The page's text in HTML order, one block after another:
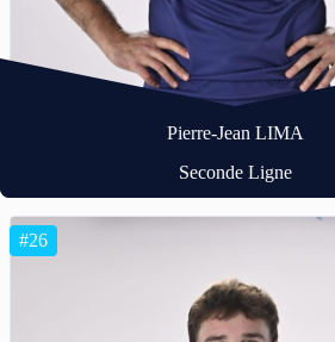
Pierre-Jean LIMA
Seconde Ligne
#26